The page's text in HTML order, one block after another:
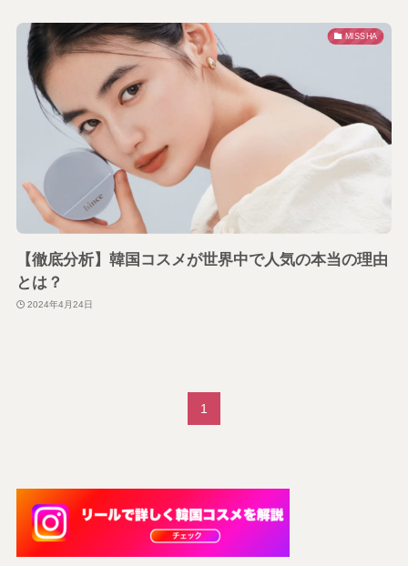
MISSHA
【徹底分析】韓国コスメが世界中で人気の本当の理由
とは？
2024年4月24日
1